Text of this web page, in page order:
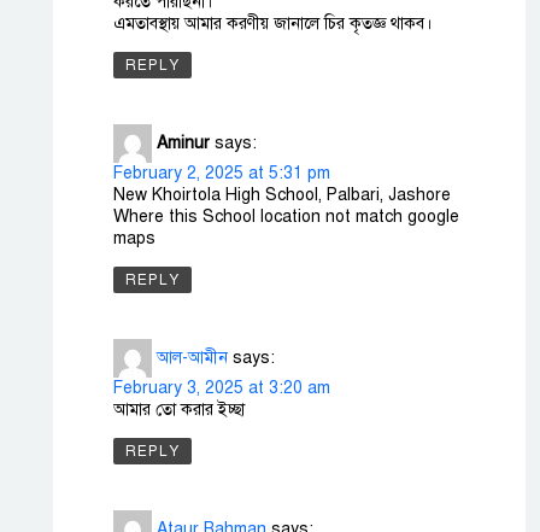
এমতাবস্থায় আমার করণীয় জানালে চির কৃতজ্ঞ থাকব।
REPLY
Aminur says:
February 2, 2025 at 5:31 pm
New Khoirtola High School, Palbari, Jashore
Where this School location not match google
maps
REPLY
আল-আমীন says:
February 3, 2025 at 3:20 am
আমার তো করার ইচ্ছা
REPLY